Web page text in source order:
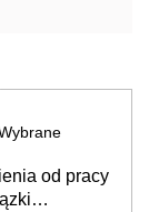
od pracy